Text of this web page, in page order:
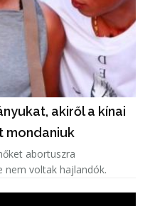
akiről a kínai
mondaniuk
abortuszra
nem voltak hajlandók.